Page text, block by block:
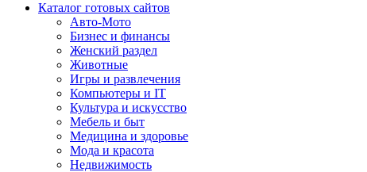
Каталог готовых сайтов
Авто-Мото
Бизнес и финансы
Женский раздел
Животные
Игры и развлечения
Компьютеры и IT
Культура и искусство
Мебель и быт
Медицина и здоровье
Мода и красота
Недвижимость